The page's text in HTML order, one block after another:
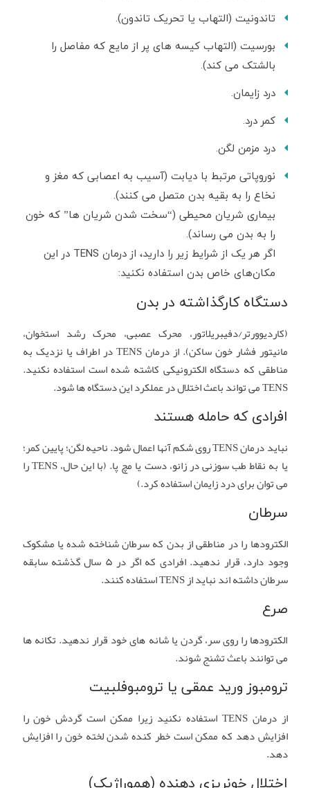
تاندونیت (التهاب یا تحریک تاندون).
بورسیت (التهاب کیسه های پر از مایع که مفاصل را
بالشتک می کند).
درد زایمان.
کمر درد.
درد مزمن لگن.
نوروپاتی مرتبط با دیابت (آسیب به اعصابی که مغز و
نخاع را به بقیه بدن متصل می کنند).
بیماری شریان محیطی (“سخت شدن شریان ها” که خون
را به بدن می رساند).
اگر هر یک از شرایط زیر را دارید، از درمان TENS در این
مکان‌های خاص بدن استفاده نکنید:
دستگاه کارگذاشته در بدن
(کاردیوورتر/دفیبریلاتور، محرک عصبی، محرک رشد استخوان،
مانیتور فشار خون ساکن). از درمان TENS در اطراف یا نزدیک به
مناطقی که دستگاه الکترونیکی کاشته شده است استفاده نکنید.
TENS می تواند باعث اختلال در عملکرد این دستگاه ها شود.
افرادی که حامله هستند
نباید درمان TENS روی شکم آنها اعمال شود. ناحیه لگن؛ پایین کمر؛
یا به نقاط طب سوزنی در زانو، دست یا مچ پا. (با این حال، TENS را
می توان برای درد زایمان استفاده کرد.)
سرطان
الکترودها را در مناطقی از بدن که سرطان شناخته شده یا مشکوک
وجود دارد، قرار ندهید. افرادی که اگر در ۵ سال گذشته سابقه
سرطان داشته اند نباید از TENS استفاده کنند.
صرع
الکترودها را روی سر، گردن یا شانه های خود قرار ندهید. تکانه ها
می توانند باعث تشنج شوند.
ترومبوز ورید عمقی یا ترومبوفلبیت
از درمان TENS استفاده نکنید زیرا ممکن است گردش خون را
افزایش دهد که ممکن است خطر کنده شدن لخته خون را افزایش
دهد.
اختلال خونریزی دهنده (هموراژیک)